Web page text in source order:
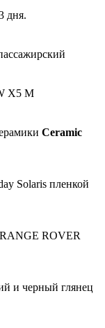
дня.
X5 M
Ceramic
Solaris пленкой
RANGE ROVER
и черный глянец